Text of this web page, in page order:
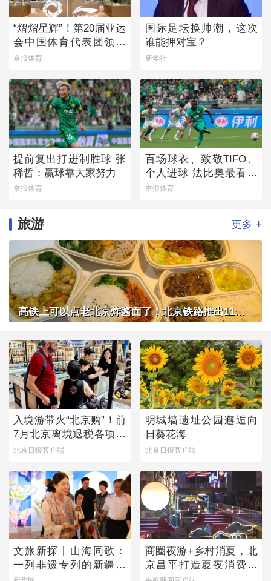
“熠熠星辉”！第20届亚运
会中国体育代表团领奖
装备发布
京报体育
国际足坛换帅潮，这次
谁能押对宝？
新华社
提前复出打进制胜球 张
稀哲：赢球靠大家努力
京报体育
百场球衣、致敬TIFO、
个人进球 法比奥最看重
的是球队取胜
京报体育
旅游 更多 +
高铁上可以点老北京炸酱面了！北京铁路推出11款新品高铁餐
入境游带火“北京购”！前
7月北京离境退税各项数
据均创新高
北京日报客户端
明城墙遗址公园邂逅向
日葵花海
北京日报客户端
文旅新探丨山海同歌：
一列非遗专列的新疆旅
程
商圈夜游+乡村消夏，北
京昌平打造夏夜消费新
图景